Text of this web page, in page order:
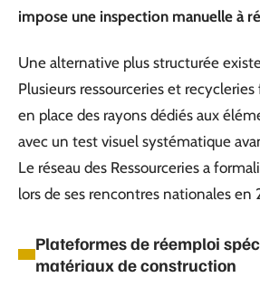
impose une inspection manuelle à
Une alternative plus structurée
Plusieurs ressourceries et
en place des rayons dédiés aux
avec un test visuel systématique
Le réseau des Ressourceries a
lors de ses rencontres nationales en
Plateformes de réemploi
matériaux de construction